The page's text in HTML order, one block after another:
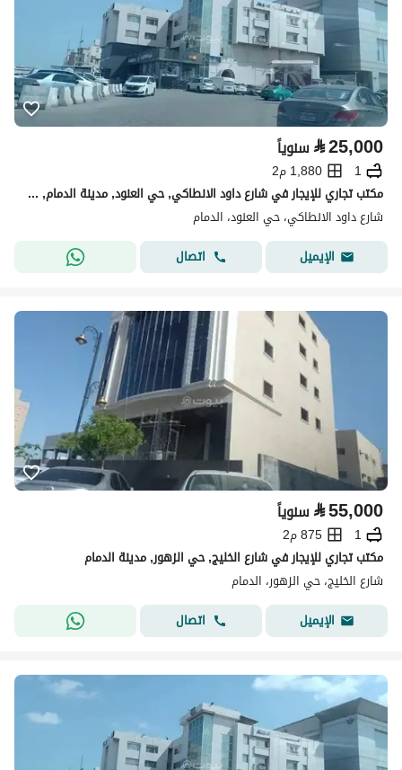
⃁25,000 سنوياً
1
1,880 م2
مكتب تجاري للإيجار في شارع داود الانطاكي, حي العنود, مدينة الدمام, المنطقة الشرقية
شارع داود الانطاكي، حي العنود، الدمام
الإيميل
اتصال
⃁55,000 سنوياً
1
875 م2
مكتب تجاري للإيجار في شارع الخليج, حي الزهور, مدينة الدمام
شارع الخليج، حي الزهور، الدمام
الإيميل
اتصال